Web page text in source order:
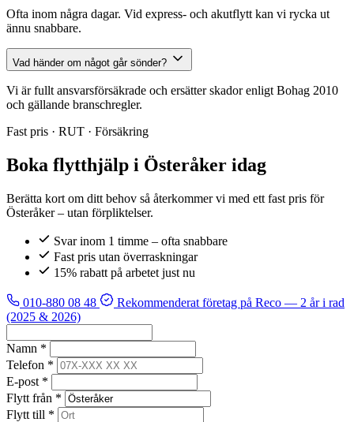
Ofta inom några dagar. Vid express- och akutflytt kan vi rycka ut
ännu snabbare.
Vad händer om något går sönder?
Vi är fullt ansvarsförsäkrade och ersätter skador enligt Bohag 2010
och gällande branschregler.
Fast pris · RUT · Försäkring
Boka flytthjälp i Österåker idag
Berätta kort om ditt behov så återkommer vi med ett fast pris för
Österåker – utan förpliktelser.
Svar inom 1 timme – ofta snabbare
Fast pris utan överraskningar
15% rabatt på arbetet just nu
010-880 08 48 Rekommenderat företag på Reco — 2 år i rad
(2025 & 2026)
Namn *
Telefon *
E-post *
Flytt från *
Flytt till *